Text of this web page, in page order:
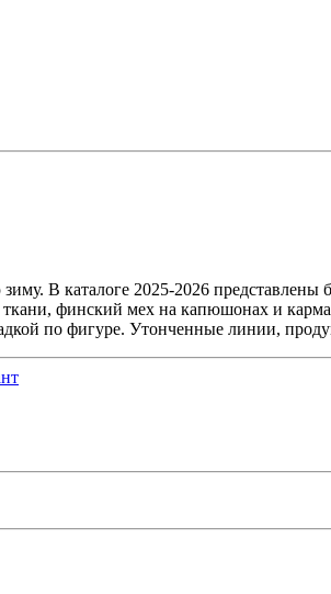
В каталоге 2025-2026
ткани, финский мех на капюшонах и
по фигуре. Утонченные линии,